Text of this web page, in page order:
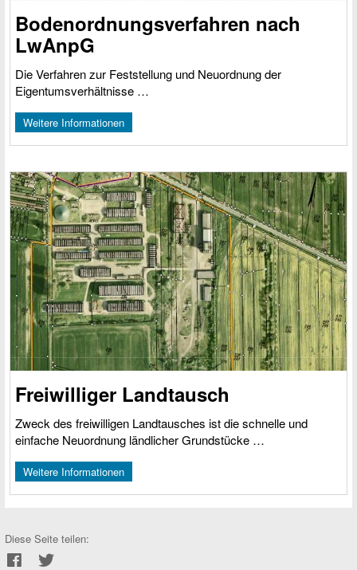
Bodenordnungs­verfahren nach
LwAnpG
Die Verfahren zur Feststellung und Neuordnung der
Eigentumsverhältnisse …
Weitere Informationen
Freiwilliger Landtausch
Zweck des freiwilligen Landtausches ist die schnelle und
einfache Neuordnung ländlicher Grundstücke …
Weitere Informationen
Soziale
Netzwerke
Diese Seite teilen: